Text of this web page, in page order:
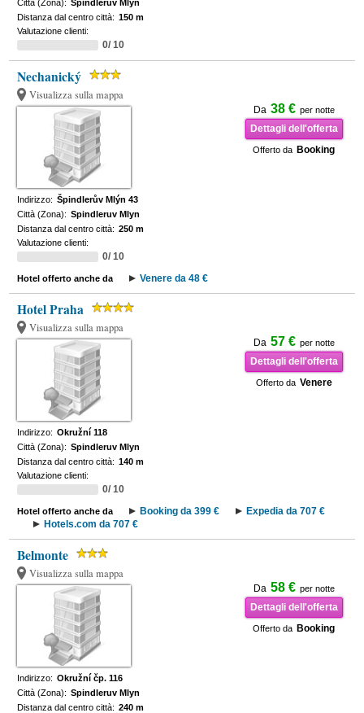
Città (Zona): Spindleruv Mlyn
Distanza dal centro città: 150 m
Valutazione clienti:
0/ 10
Nechanický
Visualizza sulla mappa
Da 38 € per notte
Dettagli dell'offerta
Offerto da Booking
Indirizzo: Špindlerův Mlýn 43
Città (Zona): Spindleruv Mlyn
Distanza dal centro città: 250 m
Valutazione clienti:
0/ 10
Hotel offerto anche da Venere da 48 €
Hotel Praha
Visualizza sulla mappa
Da 57 € per notte
Dettagli dell'offerta
Offerto da Venere
Indirizzo: Okružní 118
Città (Zona): Spindleruv Mlyn
Distanza dal centro città: 140 m
Valutazione clienti:
0/ 10
Hotel offerto anche da Booking da 399 €
Expedia da 707 €
Hotels.com da 707 €
Belmonte
Visualizza sulla mappa
Da 58 € per notte
Dettagli dell'offerta
Offerto da Booking
Indirizzo: Okružní čp. 116
Città (Zona): Spindleruv Mlyn
Distanza dal centro città: 240 m